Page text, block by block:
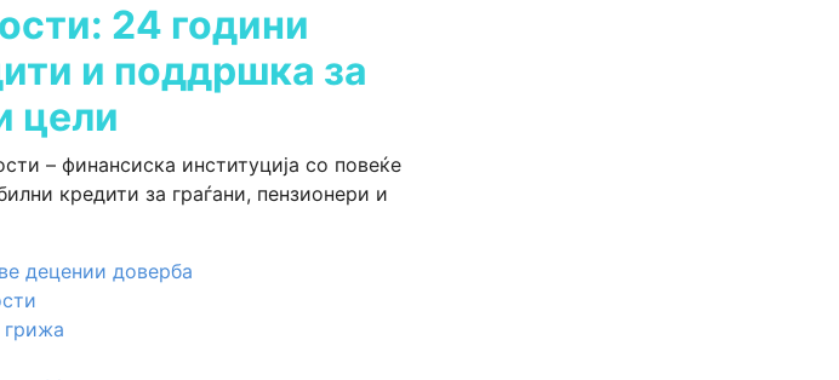
24 години
и поддршка за
цели
– финансиска институција со повеќе
кредити за граѓани, пензионери и
децении доверба
грижа